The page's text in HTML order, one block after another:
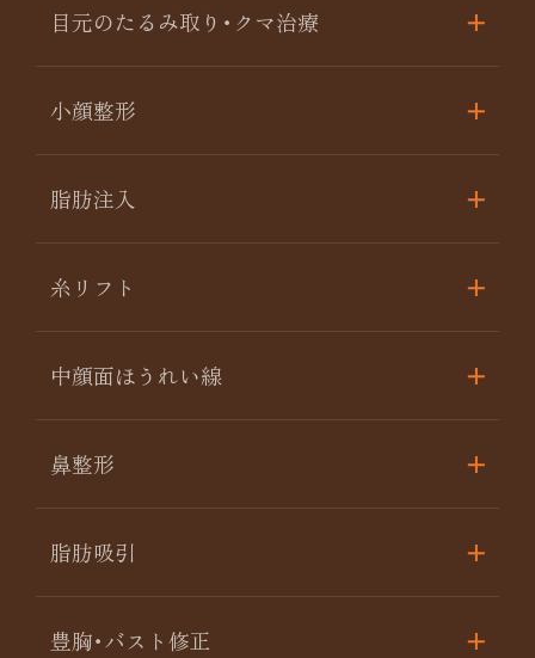
目元のたるみ取り･クマ治療
小顔整形
脂肪注入
糸リフト
中顔面ほうれい線
鼻整形
脂肪吸引
豊胸･バスト修正